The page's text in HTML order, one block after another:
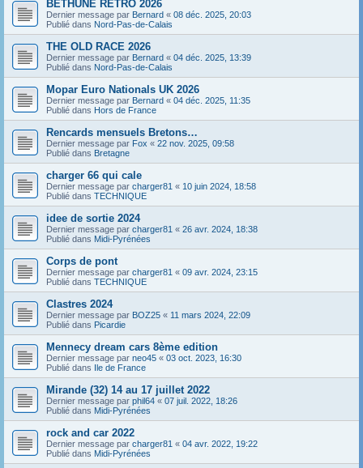
BETHUNE RETRO 2026
Dernier message par Bernard « 08 déc. 2025, 20:03
Publié dans Nord-Pas-de-Calais
THE OLD RACE 2026
Dernier message par Bernard « 04 déc. 2025, 13:39
Publié dans Nord-Pas-de-Calais
Mopar Euro Nationals UK 2026
Dernier message par Bernard « 04 déc. 2025, 11:35
Publié dans Hors de France
Rencards mensuels Bretons…
Dernier message par Fox « 22 nov. 2025, 09:58
Publié dans Bretagne
charger 66 qui cale
Dernier message par charger81 « 10 juin 2024, 18:58
Publié dans TECHNIQUE
idee de sortie 2024
Dernier message par charger81 « 26 avr. 2024, 18:38
Publié dans Midi-Pyrénées
Corps de pont
Dernier message par charger81 « 09 avr. 2024, 23:15
Publié dans TECHNIQUE
Clastres 2024
Dernier message par BOZ25 « 11 mars 2024, 22:09
Publié dans Picardie
Mennecy dream cars 8ème edition
Dernier message par neo45 « 03 oct. 2023, 16:30
Publié dans Ile de France
Mirande (32) 14 au 17 juillet 2022
Dernier message par phil64 « 07 juil. 2022, 18:26
Publié dans Midi-Pyrénées
rock and car 2022
Dernier message par charger81 « 04 avr. 2022, 19:22
Publié dans Midi-Pyrénées